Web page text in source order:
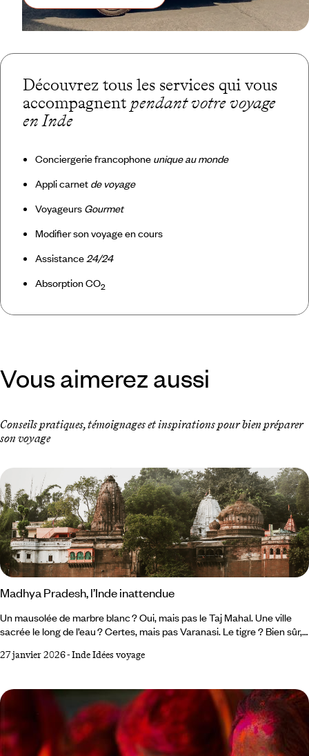
Découvrez tous les services qui vous
accompagnent pendant votre voyage
en Inde
Conciergerie francophone unique au monde
Appli carnet de voyage
Voyageurs Gourmet
Modifier son voyage en cours
Assistance24/24
Absorption CO2
Vous aimerez aussi
Conseils pratiques, témoignages et inspirations pour bien préparer
son voyage
Madhya Pradesh, l’Inde inattendue
Un mausolée de marbre blanc ? Oui, mais pas le Taj Mahal. Une ville
sacrée le long de l’eau ? Certes, mais pas Varanasi. Le tigre ? Bien sûr,
appliquons la politique Voyageurs du Monde : celle du pas de côté. Cela
concentré de ce qui aimante ailleurs dans le pays. Agra Express – À
bientôt Taj Mahal Fraîchement débarqués à la capitale, nous gagnons
la New Delhi Railway Station.
27 janvier 2026-Inde Idées voyage